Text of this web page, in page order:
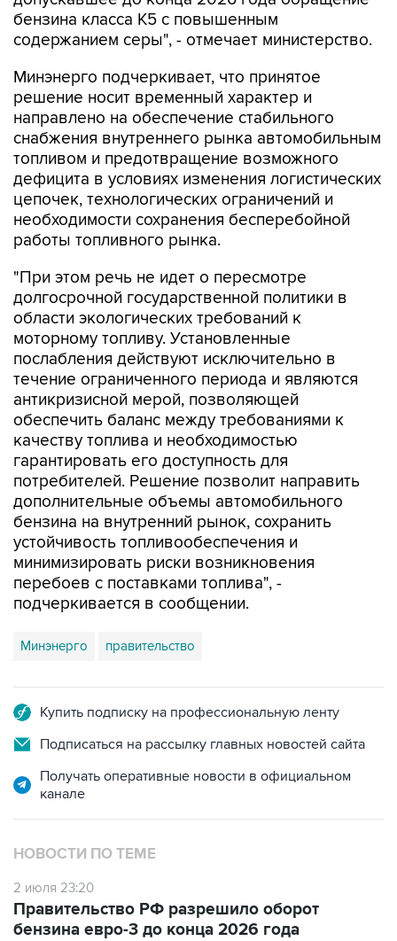
бензина класса К5 с повышенным
содержанием серы", - отмечает министерство.
Минэнерго подчеркивает, что принятое
решение носит временный характер и
направлено на обеспечение стабильного
снабжения внутреннего рынка автомобильным
топливом и предотвращение возможного
дефицита в условиях изменения логистических
цепочек, технологических ограничений и
необходимости сохранения бесперебойной
работы топливного рынка.
"При этом речь не идет о пересмотре
долгосрочной государственной политики в
области экологических требований к
моторному топливу. Установленные
послабления действуют исключительно в
течение ограниченного периода и являются
антикризисной мерой, позволяющей
обеспечить баланс между требованиями к
качеству топлива и необходимостью
гарантировать его доступность для
потребителей. Решение позволит направить
дополнительные объемы автомобильного
бензина на внутренний рынок, сохранить
устойчивость топливообеспечения и
минимизировать риски возникновения
перебоев с поставками топлива", -
подчеркивается в сообщении.
Минэнерго правительство
Купить подписку на профессиональную ленту
Подписаться на рассылку главных новостей сайта
Получать оперативные новости в официальном
канале
НОВОСТИ ПО ТЕМЕ
2 июля 23:20
Правительство РФ разрешило оборот
бензина евро-3 до конца 2026 года